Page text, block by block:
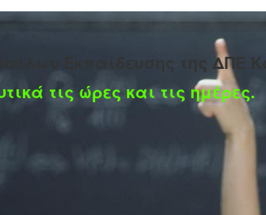
Εκπαίδευσης της ΔΠΕ
τις ώρες και τις ημέρες.
«Χειροτεχνώντας